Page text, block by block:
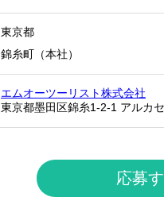
東京都
錦糸町（本社）
エムオーツーリスト株式会社
東京都墨田区錦糸1-2-1 アルカ
応募